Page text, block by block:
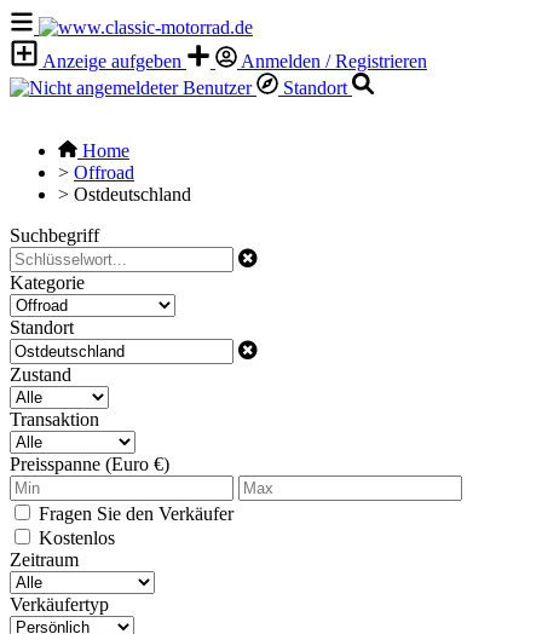
Anzeige aufgeben
Anmelden / Registrieren
Standort
Home
> Offroad
> Ostdeutschland
Suchbegriff
Kategorie
Standort
Zustand
Transaktion
Preisspanne (Euro €)
Fragen Sie den Verkäufer
Kostenlos
Zeitraum
Verkäufertyp